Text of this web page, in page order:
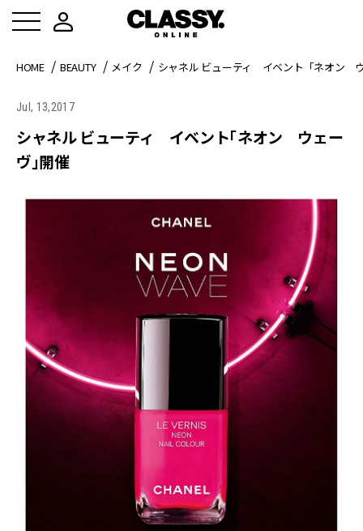
HOME BEAUTY メイク シャネル ビューティ イベント「ネオン
Jul, 13,2017
シャネル ビューティ イベント「ネオン ウェー
ヴ」開催